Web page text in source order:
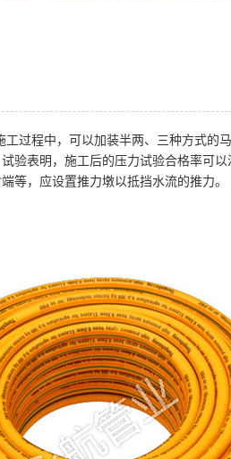
过程中，可以加装半两、三种方式的
验表明，施工后的压力试验合格率可
等，应设置推力墩以抵挡水流的推力。